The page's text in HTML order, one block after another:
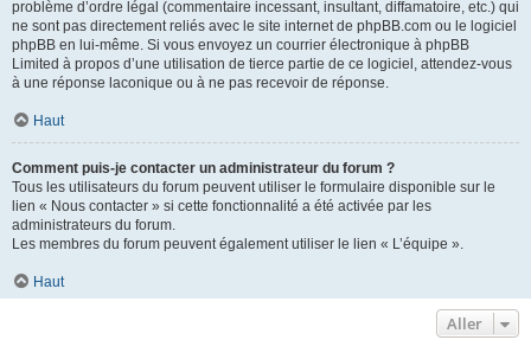
problème d’ordre légal (commentaire incessant, insultant, diffamatoire, etc.) qui
ne sont pas directement reliés avec le site internet de phpBB.com ou le logiciel
phpBB en lui-même. Si vous envoyez un courrier électronique à phpBB
Limited à propos d’une utilisation de tierce partie de ce logiciel, attendez-vous
à une réponse laconique ou à ne pas recevoir de réponse.
Haut
Comment puis-je contacter un administrateur du forum ?
Tous les utilisateurs du forum peuvent utiliser le formulaire disponible sur le
lien « Nous contacter » si cette fonctionnalité a été activée par les
administrateurs du forum.
Les membres du forum peuvent également utiliser le lien « L’équipe ».
Haut
Aller